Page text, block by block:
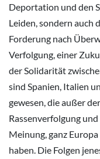
Deportation und den
Leiden, sondern auch
Forderung nach
Verfolgung, einer
der Solidarität
sind Spanien, Italien
gewesen, die außer
Rassenverfolgung
Meinung, ganz
haben. Die Folgen